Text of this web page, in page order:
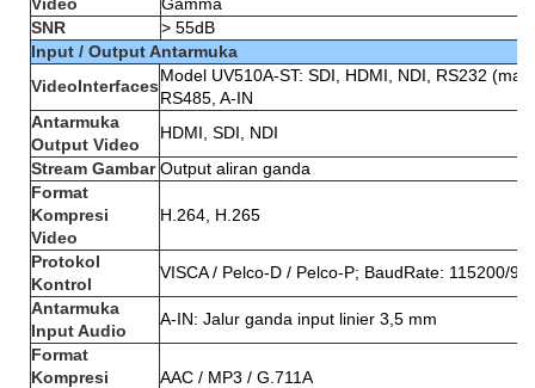
SNR
> 55dB
Input / Output Antarmuka
VideoInterfaces
Model UV510A-ST: SDI, HDMI, NDI, RS232
RS485, A-IN
Antarmuka
Output Video
HDMI, SDI, NDI
Stream Gambar Output aliran ganda
Format
Kompresi
Video
H.264, H.265
Protokol
Kontrol
VISCA / Pelco-D / Pelco-P; BaudRate: 115200/
Antarmuka
Input Audio
A-IN: Jalur ganda input linier 3,5 mm
Format
Kompresi
AAC / MP3 / G.711A